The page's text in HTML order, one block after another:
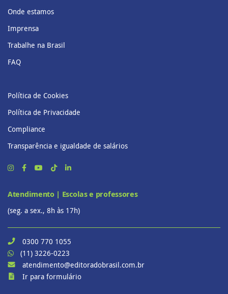
Onde estamos
Imprensa
Trabalhe na Brasil
FAQ
Política de Cookies
Política de Privacidade
Compliance
Transparência e igualdade de salários
Atendimento | Escolas e professores
(seg. a sex., 8h às 17h)
0300 770 1055
(11) 3226-0223
atendimento@editoradobrasil.com.br
Ir para formulário